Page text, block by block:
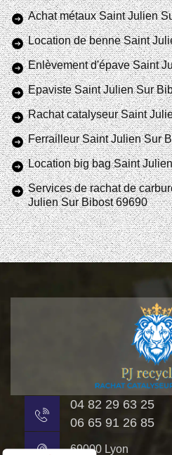
Achat métaux Saint Julien
Location de benne Saint
Enlèvement d'épave Saint
Epaviste Saint Julien Sur
Rachat catalyseur Saint
Ferrailleur Saint Julien Sur
Location big bag Saint
Services de rachat de
Julien Sur Bibost 69690
04 82 29 63 25
06 65 91 26 85
69000 Lyon